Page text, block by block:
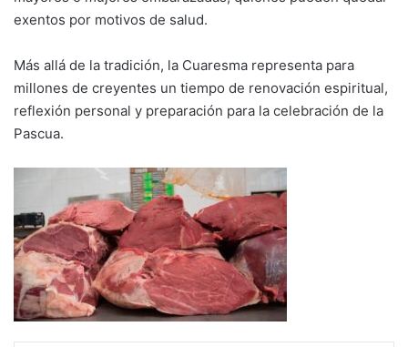
exentos por motivos de salud.
Más allá de la tradición, la Cuaresma representa para
millones de creyentes un tiempo de renovación espiritual,
reflexión personal y preparación para la celebración de la
Pascua.